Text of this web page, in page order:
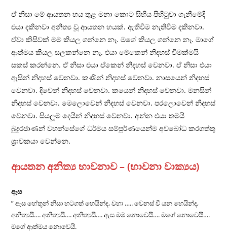
ඒ නිසා මේ ආයතන හය තුළ මනා කොට සිහිය පිහිටුවා ගැනීමේදී
එයා දකිනවා අනිත්‍ය වූ ආයතන හයක්. ඇතිවීම නැතිවීම දකිනවා.
ඒවා කිසිවක් මම කියල ගන්නෙ නෑ. මගේ කියල ගන්නෙ නෑ. මාගේ
ආත්මය කියල සලකන්නෙ නෑ. එයා මේකෙන් නිදහස් වීමක්මයි
සකස් කරන්නෙ. ඒ නිසා එයා ඒකෙන් නිදහස් වෙනවා. ඒ නිසා එයා
ඇසින් නිදහස් වෙනවා. කණින් නිදහස් වෙනවා. නාසයෙන් නිදහස්
වෙනවා. දිවෙන් නිදහස් වෙනවා. කයෙන් නිදහස් වෙනවා. මනසින්
නිදහස් වෙනවා. මෙලොවෙන් නිදහස් වෙනවා. පරලොවෙන් නිදහස්
වෙනවා. සියලූම දෙයින් නිදහස් වෙනවා. අන්න එයා තමයි
බුදුරජාණන් වහන්සේගේ ධර්මය සම්පූර්ණයෙන්ම අවබෝධ කරගත්තු
ශ‍්‍රාවකයා වෙන්නෙ.
ආයතන අනිත්‍ය භාවනාව – (භාවනා වාක්‍යය)
ඇස
” ඇස හේතූන් නිසා හටගත් හෙයින්ද, වහා ….. වෙනස් වී යන හෙයින්ද,
අනිත්‍යයි…. අනිත්‍යයි…. අනිත්‍යයි…. ඇස මම නොවෙයි…. මගේ නොවෙයි….
මගේ ආත්මය නොවෙයි.